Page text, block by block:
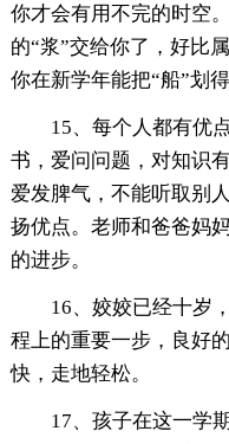
你才会有用不完的时空
的“浆”交给你了，好比
你在新学年能把“船”划
15、每个人都有优
书，爱问问题，对知识
爱发脾气，不能听取别
扬优点。老师和爸爸妈
的进步。
16、姣姣已经十岁
程上的重要一步，良好
快，走地轻松。
17、孩子在这一学